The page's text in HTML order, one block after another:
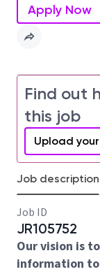
Apply Now
Find out
this job
Upload
Job description
Job ID
JR105752
Our vision is
information